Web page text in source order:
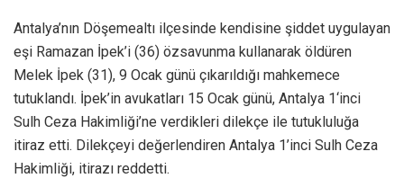
Antalya’nın Döşemealtı ilçesinde kendisine şiddet uygulayan
eşi Ramazan İpek’i (36) özsavunma kullanarak öldüren
Melek İpek (31), 9 Ocak günü çıkarıldığı mahkemece
tutuklandı. İpek’in avukatları 15 Ocak günü, Antalya 1‘inci
Sulh Ceza Hakimliği’ne verdikleri dilekçe ile tutukluluğa
itiraz etti. Dilekçeyi değerlendiren Antalya 1’inci Sulh Ceza
Hakimliği, itirazı reddetti.